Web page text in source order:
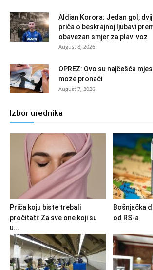
Aldian Korora: Jedan gol,
priča o beskrajnoj ljubavi
obavezan smjer za plavi voz
August 8, 2026
OPREZ: Ovo su najčešća
moze pronaći
August 7, 2026
Izbor urednika
Priča koju biste trebali
pročitati: Za sve one koji su
u...
Bošnjačka
od RS-a